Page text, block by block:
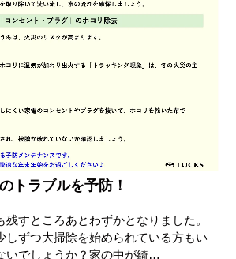
トラブルを予防！
残すところあとわずかとなりました。
しずつ大掃除を始められている方もい
いでしょうか？家の中が綺…